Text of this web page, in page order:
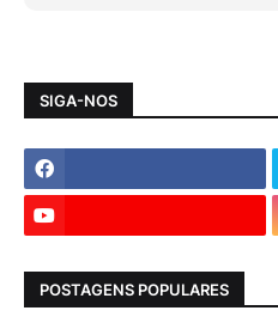
SIGA-NOS
POSTAGENS POPULARES